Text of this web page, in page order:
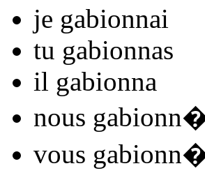
je gabionnai
tu gabionnas
il gabionna
nous gabionn
vous gabionn